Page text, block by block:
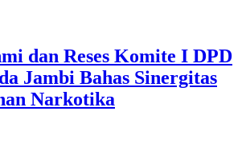
dan Reses Komite I DPD
Jambi Bahas Sinergitas
Narkotika